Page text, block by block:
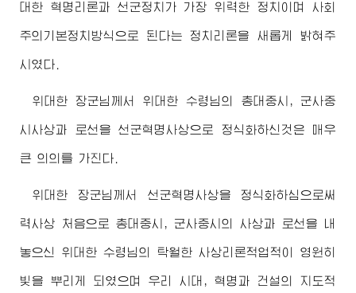
대한 혁명리론과 선군정치가 가장 위력한 정치이며 사회
주의기본정치방식으로 된다는 정치리론을 새롭게 밝혀주
시였다.
위대한 장군님 께서 위대한 수령님의 총대중시, 군사중
시사상과 로선을 선군혁명사상으로 정식화하신것은 매우
큰 의의를 가진다.
위대한 장군님 께서 선군혁명사상을 정식화하심으로써
력사상 처음으로 총대중시, 군사중시의 사상과 로선을 내
놓으신 위대한 수령님의 탁월한 사상리론적업적이 영원히
빛을 뿌리게 되였으며 우리 시대, 혁명과 건설의 지도적